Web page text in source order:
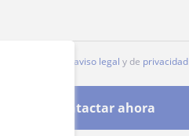
aviso legal y de privacidad
Contactar ahora